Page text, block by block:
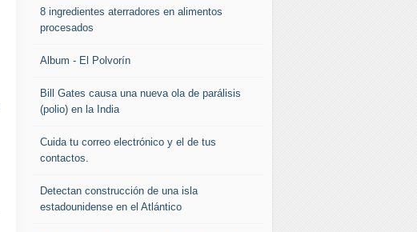
8 ingredientes aterradores en alimentos
procesados
Album - El Polvorín
Bill Gates causa una nueva ola de parálisis
(polio) en la India
Cuida tu correo electrónico y el de tus
contactos.
Detectan construcción de una isla
estadounidense en el Atlántico